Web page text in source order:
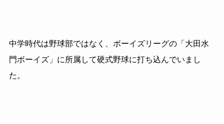
中学時代は野球部ではなく、ボーイズリーグの「大田水
門ボーイズ」に所属して硬式野球に打ち込んでいまし
た。